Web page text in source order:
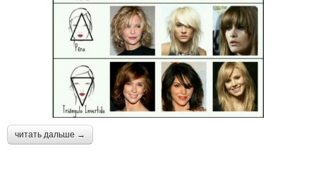
читать дальше →